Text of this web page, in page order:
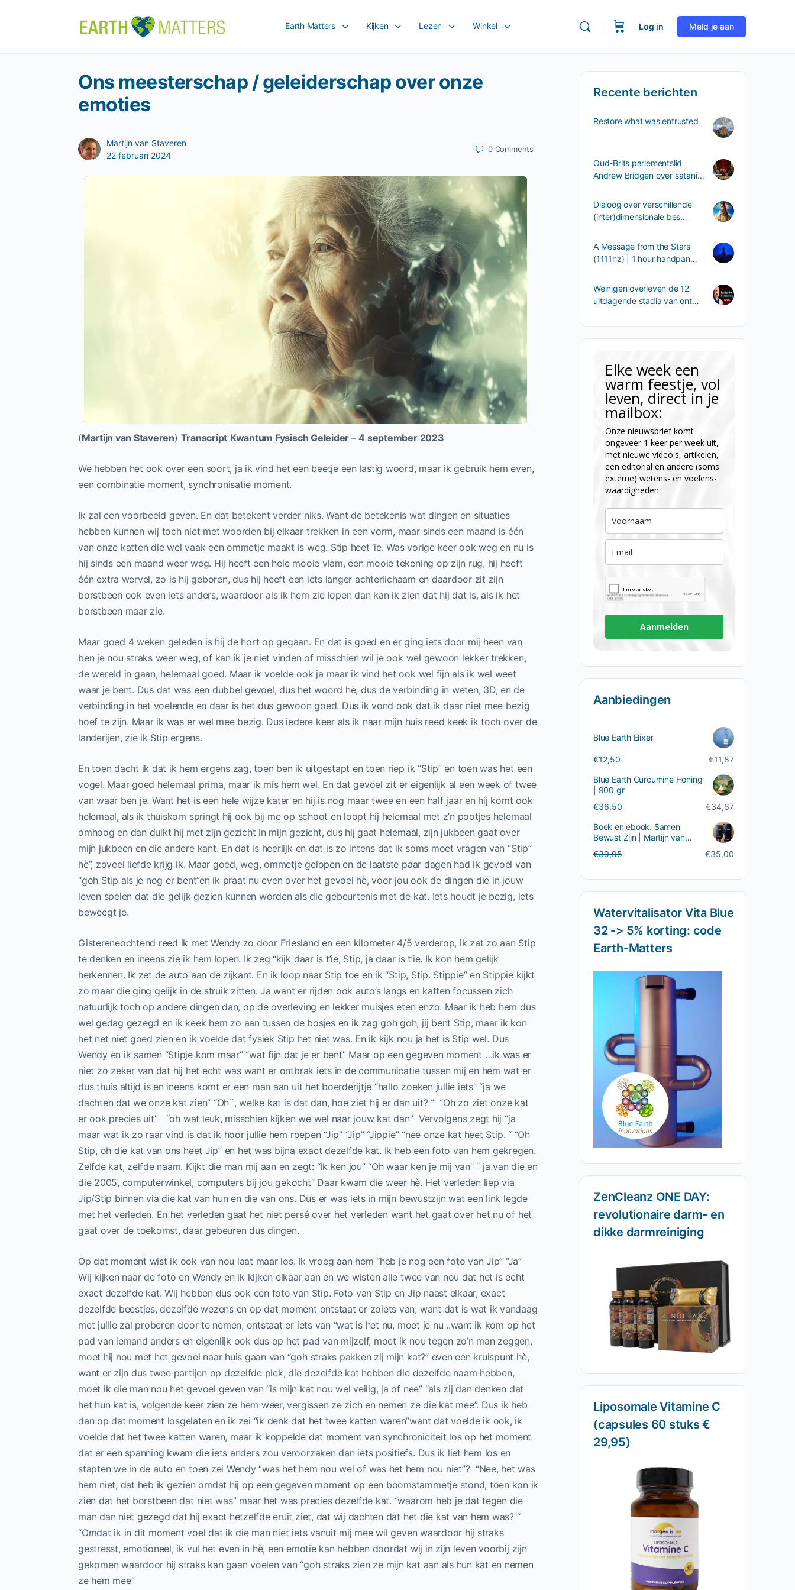
Earth Matters Kijken Lezen Winkel Log in Meld je aan
Ons meesterschap / geleiderschap over onze
emoties
Martijn van Staveren
22 februari 2024
0 Comments
(Martijn van Staveren) Transcript Kwantum Fysisch Geleider –4 september 2023
We hebben het ook over een soort, ja ik vind het een beetje een lastig woord, maar ik gebruik hem even,
een combinatie moment, synchronisatie moment.
Ik zal een voorbeeld geven. En dat betekent verder niks. Want de betekenis wat dingen en situaties
hebben kunnen wij toch niet met woorden bij elkaar trekken in een vorm, maar sinds een maand is één
van onze katten die wel vaak een ommetje maakt is weg. Stip heet ‘ie. Was vorige keer ook weg en nu is
hij sinds een maand weer weg. Hij heeft een hele mooie vlam, een mooie tekening op zijn rug, hij heeft
één extra wervel, zo is hij geboren, dus hij heeft een iets langer achterlichaam en daardoor zit zijn
borstbeen ook even iets anders, waardoor als ik hem zie lopen dan kan ik zien dat hij dat is, als ik het
borstbeen maar zie.
Maar goed 4 weken geleden is hij de hort op gegaan. En dat is goed en er ging iets door mij heen van
ben je nou straks weer weg, of kan ik je niet vinden of misschien wil je ook wel gewoon lekker trekken,
de wereld in gaan, helemaal goed. Maar ik voelde ook ja maar ik vind het ook wel fijn als ik wel weet
waar je bent. Dus dat was een dubbel gevoel, dus het woord hè, dus de verbinding in weten, 3D, en de
verbinding in het voelende en daar is het dus gewoon goed. Dus ik vond ook dat ik daar niet mee bezig
hoef te zijn. Maar ik was er wel mee bezig. Dus iedere keer als ik naar mijn huis reed keek ik toch over de
landerijen, zie ik Stip ergens.
En toen dacht ik dat ik hem ergens zag, toen ben ik uitgestapt en toen riep ik “Stip” en toen was het een
vogel. Maar goed helemaal prima, maar ik mis hem wel. En dat gevoel zit er eigenlijk al een week of twee
van waar ben je. Want het is een hele wijze kater en hij is nog maar twee en een half jaar en hij komt ook
helemaal, als ik thuiskom springt hij ook bij me op schoot en loopt hij helemaal met z’n pootjes helemaal
omhoog en dan duikt hij met zijn gezicht in mijn gezicht, dus hij gaat helemaal, zijn jukbeen gaat over
mijn jukbeen en die andere kant. En dat is heerlijk en dat is zo intens dat ik soms moet vragen van “Stip”
hè”, zoveel liefde krijg ik. Maar goed, weg, ommetje gelopen en de laatste paar dagen had ik gevoel van
“goh Stip als je nog er bent”en ik praat nu even over het gevoel hè, voor jou ook de dingen die in jouw
leven spelen dat die gelijk gezien kunnen worden als die gebeurtenis met de kat. Iets houdt je bezig, iets
beweegt je.
Gistereneochtend reed ik met Wendy zo door Friesland en een kilometer 4/5 verderop, ik zat zo aan Stip
te denken en ineens zie ik hem lopen. Ik zeg “kijk daar is t’ie, Stip, ja daar is t’ie. Ik kon hem gelijk
herkennen. Ik zet de auto aan de zijkant. En ik loop naar Stip toe en ik “Stip, Stip. Stippie” en Stippie kijkt
zo maar die ging gelijk in de struik zitten. Ja want er rijden ook auto’s langs en katten focussen zich
natuurlijk toch op andere dingen dan, op de overleving en lekker muisjes eten enzo. Maar ik heb hem dus
wel gedag gezegd en ik keek hem zo aan tussen de bosjes en ik zag goh goh, jij bent Stip, maar ik kon
het net niet goed zien en ik voelde dat fysiek Stip het niet was. En ik kijk nou ja het is Stip wel. Dus
Wendy en ik samen “Stipje kom maar” “wat fijn dat je er bent” Maar op een gegeven moment …ik was er
niet zo zeker van dat hij het echt was want er ontbrak iets in de communicatie tussen mij en hem wat er
dus thuis altijd is en ineens komt er een man aan uit het boerderijtje “hallo zoeken jullie iets” “ja we
dachten dat we onze kat zien” “Oh¨, welke kat is dat dan, hoe ziet hij er dan uit? “ “Oh zo ziet onze kat
er ook precies uit” “oh wat leuk, misschien kijken we wel naar jouw kat dan” Vervolgens zegt hij “ja
maar wat ik zo raar vind is dat ik hoor jullie hem roepen “Jip” “Jip” “Jippie” “nee onze kat heet Stip. “ “Oh
Stip, oh die kat van ons heet Jip” en het was bijna exact dezelfde kat. Ik heb een foto van hem gekregen.
Zelfde kat, zelfde naam. Kijkt die man mij aan en zegt: “Ik ken jou” “Oh waar ken je mij van” “ ja van die en
die 2005, computerwinkel, computers bij jou gekocht” Daar kwam die weer hè. Het verleden liep via
Jip/Stip binnen via die kat van hun en die van ons. Dus er was iets in mijn bewustzijn wat een link legde
met het verleden. En het verleden gaat het niet persé over het verleden want het gaat over het nu of het
gaat over de toekomst, daar gebeuren dus dingen.
Op dat moment wist ik ook van nou laat maar los. Ik vroeg aan hem “heb je nog een foto van Jip” “Ja”
Wij kijken naar de foto en Wendy en ik kijken elkaar aan en we wisten alle twee van nou dat het is echt
exact dezelfde kat. Wij hebben dus ook een foto van Stip. Foto van Stip en Jip naast elkaar, exact
dezelfde beestjes, dezelfde wezens en op dat moment ontstaat er zoiets van, want dat is wat ik vandaag
met jullie zal proberen door te nemen, ontstaat er iets van “wat is het nu, moet je nu ..want ik kom op het
pad van iemand anders en eigenlijk ook dus op het pad van mijzelf, moet ik nou tegen zo’n man zeggen,
moet hij nou met het gevoel naar huis gaan van “goh straks pakken zij mijn kat?” even een kruispunt hè,
want er zijn dus twee partijen op dezelfde plek, die dezelfde kat hebben die dezelfde naam hebben,
moet ik die man nou het gevoel geven van “is mijn kat nou wel veilig, ja of nee” “als zij dan denken dat
het hun kat is, volgende keer zien ze hem weer, vergissen ze zich en nemen ze die kat mee”. Dus ik heb
dan op dat moment losgelaten en ik zei “ik denk dat het twee katten waren”want dat voelde ik ook, ik
voelde dat het twee katten waren, maar ik koppelde dat moment van synchroniciteit los op het moment
dat er een spanning kwam die iets anders zou veroorzaken dan iets positiefs. Dus ik liet hem los en
stapten we in de auto en toen zei Wendy “was het hem nou wel of was het hem nou niet”? “Nee, het was
hem niet, dat heb ik gezien omdat hij op een gegeven moment op een boomstammetje stond, toen kon ik
zien dat het borstbeen dat niet was” maar het was precies dezelfde kat. “waarom heb je dat tegen die
man dan niet gezegd dat hij exact hetzelfde eruit ziet, dat wij dachten dat het die kat van hem was? “
“Omdat ik in dit moment voel dat ik die man niet iets vanuit mij mee wil geven waardoor hij straks
gestresst, emotioneel, ik vul het even in hè, een emotie kan hebben doordat wij in zijn leven voorbij zijn
gekomen waardoor hij straks kan gaan voelen van “goh straks zien ze mijn kat aan als hun kat en nemen
ze hem mee”
Recente berichten
Restore what was entrusted
Oud-Brits parlementslid
Andrew Bridgen over satani…
Dialoog over verschillende
(inter)dimensionale bes…
A Message from the Stars
(1111hz) | 1 hour handpan…
Weinigen overleven de 12
uitdagende stadia van ont…
Elke week een
warm feestje, vol
leven, direct in je
mailbox:
Onze nieuwsbrief komt
ongeveer 1 keer per week uit,
met nieuwe video's, artikelen,
een editorial en andere (soms
externe) wetens- en voelens-
waardigheden.
Aanmelden
Aanbiedingen
Blue Earth Elixer
€12,50Oorspronkelijke
was:
€12,50.
€11,87
Huidige
is:
€11,87.
Blue Earth Curcumine Honing
| 900 gr
€36,50Oorspronkelijke
was:
€36,50.
€34,67
Huidige
is:
€34,67.
Boek en ebook: Samen
Bewust Zijn | Martijn van
Staveren
€39,95Oorspronkelijke
€35,00
Huidige
Watervitalisator Vita Blue
32 -> 5% korting: code
Earth-Matters
ZenCleanz ONE DAY:
revolutionaire darm- en
dikke darmreiniging
Liposomale Vitamine C
(capsules 60 stuks €
29,95)